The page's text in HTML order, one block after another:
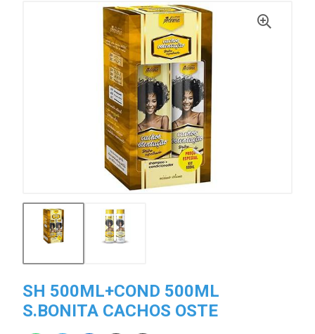
SH 500ML+COND 500ML
S.BONITA CACHOS OSTE